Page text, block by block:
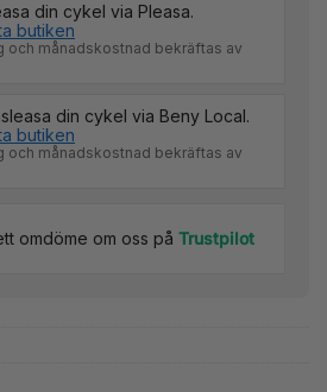
din cykel via Pleasa.
butiken
och månadskostnad bekräftas av
din cykel via Beny Local.
butiken
och månadskostnad bekräftas av
omdöme om oss på Trustpilot